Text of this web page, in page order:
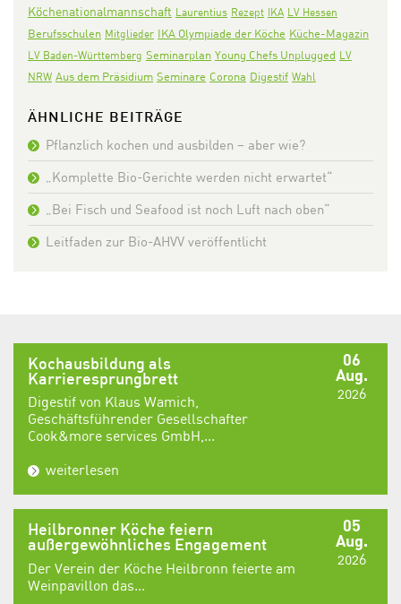
Köchenationalmannschaft Laurentius Rezept IKA LV Hessen
Berufsschulen Mitglieder IKA Olympiade der Köche Küche-Magazin
LV Baden-Württemberg Seminarplan Young Chefs Unplugged LV
NRW Aus dem Präsidium Seminare Corona Digestif Wahl
ÄHNLICHE BEITRÄGE
Pflanzlich kochen und ausbilden – aber wie?
„Komplette Bio-Gerichte werden nicht erwartet“
„Bei Fisch und Seafood ist noch Luft nach oben“
Leitfaden zur Bio-AHVV veröffentlicht
06
Aug.
2026
Kochausbildung als
Karrieresprungbrett
Digestif von Klaus Wamich,
Geschäftsführender Gesellschafter
Cook&more services GmbH,...
weiterlesen
05
Aug.
2026
Heilbronner Köche feiern
außergewöhnliches Engagement
Der Verein der Köche Heilbronn feierte am
Weinpavillon das...